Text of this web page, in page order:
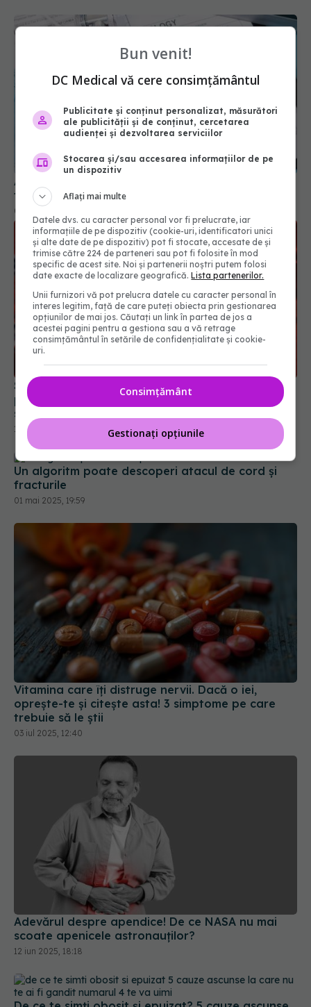
Analizele medicale anuale pe care trebuie să le
faci în funcție de vârstă
07 mar 2025, 18:12
Sepsis: boala care îți poate salva viața, dar îți
poate distruge creierul. Ce trebuie să știți despre
sindromul post-sepsis
18 mai 2025, 13:19
Un algoritm poate descoperi atacul de cord și
fracturile
01 mai 2025, 19:59
Vitamina care îți distruge nervii. Dacă o iei,
oprește-te și citește asta! 3 simptome pe care
trebuie să le știi
03 iul 2025, 12:40
Adevărul despre apendice! De ce NASA nu mai
scoate apenicele astronauților?
12 iun 2025, 18:18
Bun venit!
DC Medical vă cere consimțământul
Publicitate și conținut personalizat, măsurători
ale publicității și de conținut, cercetarea
audienței și dezvoltarea serviciilor
Stocarea și/sau accesarea informațiilor de pe
un dispozitiv
Aflați mai multe
Datele dvs. cu caracter personal vor fi prelucrate, iar
informațiile de pe dispozitiv (cookie-uri, identificatori unici
și alte date de pe dispozitiv) pot fi stocate, accesate de și
trimise către 224 de parteneri sau pot fi folosite în mod
specific de acest site. Noi și partenerii noștri putem folosi
date exacte de localizare geografică.Lista partenerilor.
Unii furnizori vă pot prelucra datele cu caracter personal în
interes legitim, față de care puteți obiecta prin gestionarea
opțiunilor de mai jos. Căutați un link în partea de jos a
acestei pagini pentru a gestiona sau a vă retrage
consimțământul în setările de confidențialitate și cookie-
uri.
Consimțământ
Gestionați opțiunile